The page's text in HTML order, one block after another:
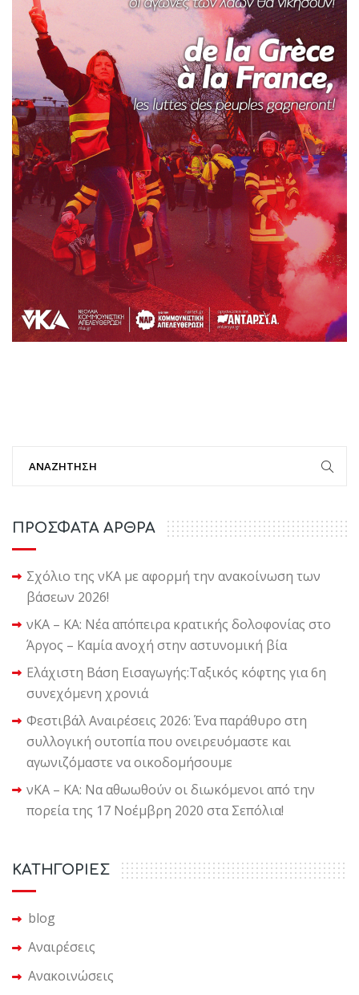
ΠΡΟΣΦΑΤΑ ΑΡΘΡΑ
Σχόλιο της νΚΑ με αφορμή την ανακοίνωση των
βάσεων 2026!
νΚΑ – ΚΑ: Νέα απόπειρα κρατικής δολοφονίας στο
Άργος – Καμία ανοχή στην αστυνομική βία
Ελάχιστη Βάση Εισαγωγής:Ταξικός κόφτης για 6η
συνεχόμενη χρονιά
Φεστιβάλ Αναιρέσεις 2026: Ένα παράθυρο στη
συλλογική ουτοπία που ονειρευόμαστε και
αγωνιζόμαστε να οικοδομήσουμε
νΚΑ – ΚΑ: Να αθωωθούν οι διωκόμενοι από την
πορεία της 17 Νοέμβρη 2020 στα Σεπόλια!
KΑΤΗΓΟΡΙΕΣ
blog
Αναιρέσεις
Ανακοινώσεις